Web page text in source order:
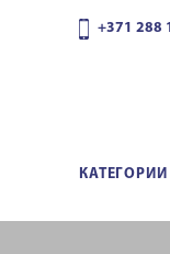
+371 288
КАТЕГОРИИ